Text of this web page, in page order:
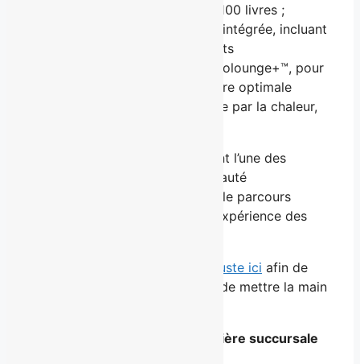
poids libres allant jusqu’à 100 livres ;
intégrée, incluant
5 chaises de massage, 3 lits
d’hydromassage et un Cryolounge+™, pour
une récupération musculaire optimale
grâce à une thérapie ciblée par la chaleur,
Cette succursale sera également l’une des
premières à intégrer une nouveauté
technologique visant à faciliter le parcours
d’inscription, simplifiant ainsi l’expérience des
juste ici afin de
permettre aux futurs membres de mettre la main
Chambly-Carignan : une première succursale